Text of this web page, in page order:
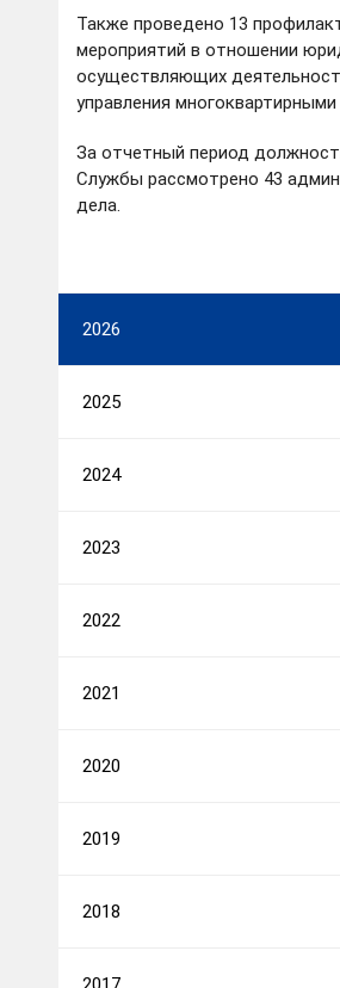
Также проведено 13
мероприятий в отношении
осуществляющих
управления
За отчетный период
Службы рассмотрено 43
дела.
2026
2025
2024
2023
2022
2021
2020
2019
2018